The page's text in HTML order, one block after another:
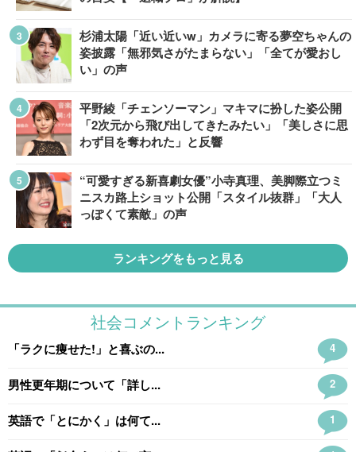
杉浦太陽「近い近いw」カメラに寄る夢空ちゃんの
姿披露「無邪気さがたまらない」「全てが愛おし
い」の声
平野綾「チェンソーマン」マキマに扮した姿公開
「2次元から飛び出してきたみたい」「美しさに思
わず目を奪われた」と反響
“可愛すぎる新喜劇女優”小寺真理、美脚際立つミ
ニスカ路上ショット公開「スタイル抜群」「大人
っぽくて素敵」の声
ランキングをもっと見る